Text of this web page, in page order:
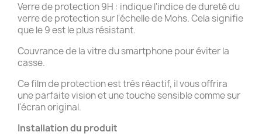
Verre de protection 9H : indique l'indice de dureté du
verre de protection sur l'échelle de Mohs. Cela signifie
que le 9 est le plus résistant.
Couvrance de la vitre du smartphone pour éviter la
casse.
Ce film de protection est très réactif, il vous offrira
une parfaite vision et une touche sensible comme sur
l'écran original.
Installation du produit